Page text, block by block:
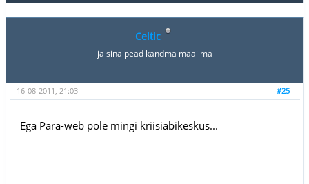
Celtic
ja sina pead kandma maailma
#25
16-08-2011, 21:03
Ega Para-web pole mingi kriisiabikeskus...